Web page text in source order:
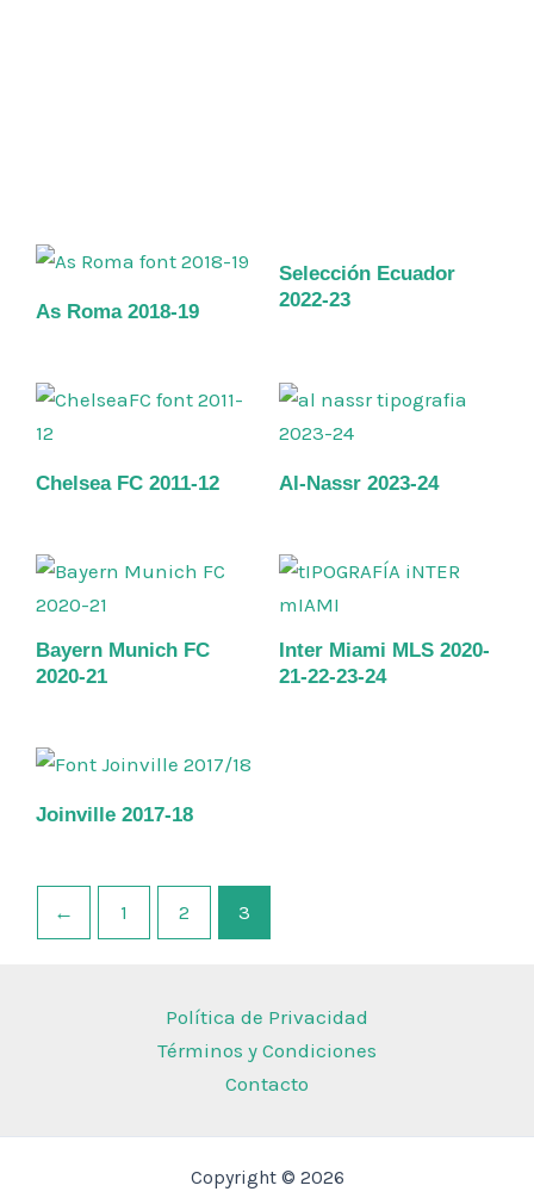
As Roma 2018-19
Selección Ecuador
2022-23
Chelsea FC 2011-12 Al-Nassr 2023-24
Bayern Munich FC
2020-21
Inter Miami MLS 2020-
21-22-23-24
Joinville 2017-18
← 1 2 3
Política de Privacidad
Términos y Condiciones
Contacto
Copyright © 2026